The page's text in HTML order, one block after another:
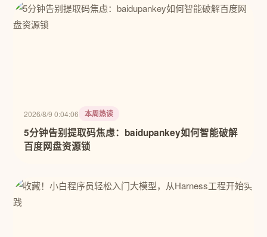
2026/8/9 0:04:06 本周热读
5分钟告别提取码焦虑：baidupankey如何智能破解
百度网盘资源锁